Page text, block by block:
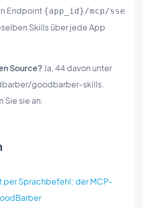
Endpoint {app_id}/mcp/sse
Skills über jede App
Source?Ja, 44 davon unter
goodbarber-skills.
Sie sie an.
per Sprachbefehl: der MCP-